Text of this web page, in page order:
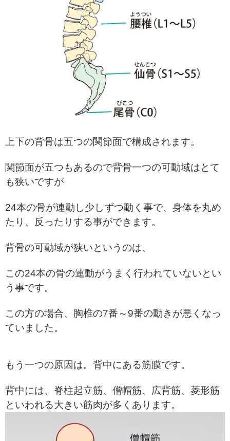
上下の背骨は五つの関節面で構成されます。
関節面が五つもあるので背骨一つの可動域はとて
も狭いですが
24本の骨が連動し少しずつ動く事で、身体を丸め
たり、反ったりする事ができます。
背骨の可動域が狭いというのは、
この24本の骨の連動がうまく行われていないとい
う事です。
この方の場合、胸椎の7番～9番の動きが悪くなっ
ていました。
もう一つの原因は。背中にある筋膜です。
背中には、脊柱起立筋、僧帽筋、広背筋、菱形筋
といわれる大きい筋肉が多くあります。